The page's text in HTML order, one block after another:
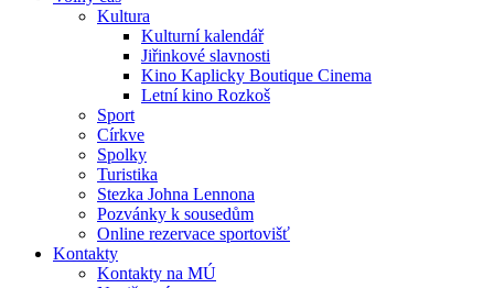
Kultura
Kulturní kalendář
Jiřinkové slavnosti
Kino Kaplicky Boutique Cinema
Letní kino Rozkoš
Sport
Církve
Spolky
Turistika
Stezka Johna Lennona
Pozvánky k sousedům
Online rezervace sportovišť
Kontakty
Kontakty na MÚ